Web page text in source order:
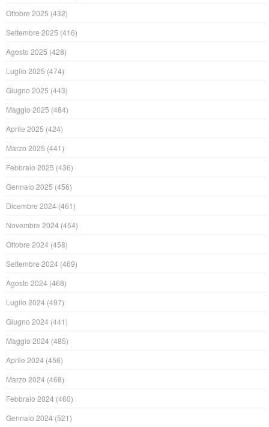
Ottobre 2025 (432)
Settembre 2025 (416)
Agosto 2025 (428)
Luglio 2025 (474)
Giugno 2025 (443)
Maggio 2025 (484)
Aprile 2025 (424)
Marzo 2025 (441)
Febbraio 2025 (436)
Gennaio 2025 (456)
Dicembre 2024 (461)
Novembre 2024 (454)
Ottobre 2024 (458)
Settembre 2024 (469)
Agosto 2024 (468)
Luglio 2024 (497)
Giugno 2024 (441)
Maggio 2024 (485)
Aprile 2024 (456)
Marzo 2024 (468)
Febbraio 2024 (460)
Gennaio 2024 (521)